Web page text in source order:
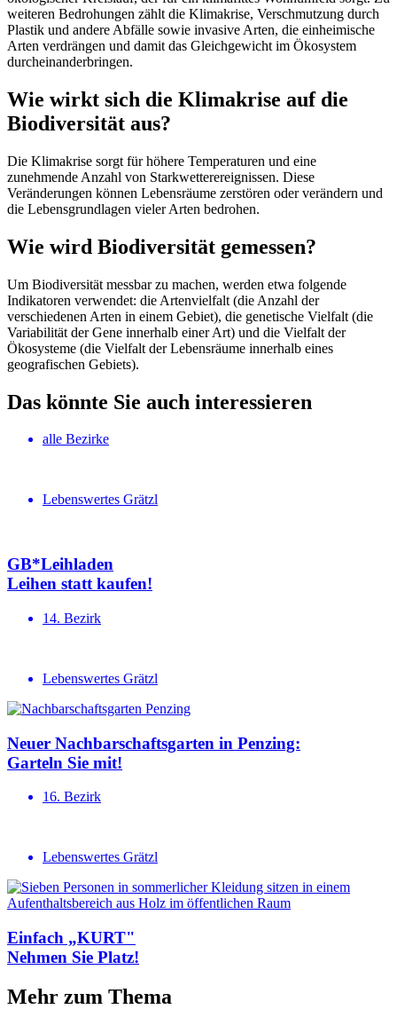
weiteren Bedrohungen zählt die Klimakrise, Verschmutzung durch
Plastik und andere Abfälle sowie invasive Arten, die einheimische
Arten verdrängen und damit das Gleichgewicht im Ökosystem
durcheinanderbringen.
Wie wirkt sich die Klimakrise auf die
Biodiversität aus?
Die Klimakrise sorgt für höhere Temperaturen und eine
zunehmende Anzahl von Starkwetterereignissen. Diese
Veränderungen können Lebensräume zerstören oder verändern und
die Lebensgrundlagen vieler Arten bedrohen.
Wie wird Biodiversität gemessen?
Um Biodiversität messbar zu machen, werden etwa folgende
Indikatoren verwendet: die Artenvielfalt (die Anzahl der
verschiedenen Arten in einem Gebiet), die genetische Vielfalt (die
Variabilität der Gene innerhalb einer Art) und die Vielfalt der
Ökosysteme (die Vielfalt der Lebensräume innerhalb eines
geografischen Gebiets).
Das könnte Sie auch interessieren
alle Bezirke
Lebenswertes Grätzl
GB*Leihladen
Leihen statt kaufen!
14. Bezirk
Lebenswertes Grätzl
Neuer Nachbar­schafts­garten in Penzing:
Garteln Sie mit!
16. Bezirk
Lebenswertes Grätzl
Einfach „KURT"
Nehmen Sie Platz!
Mehr zum Thema